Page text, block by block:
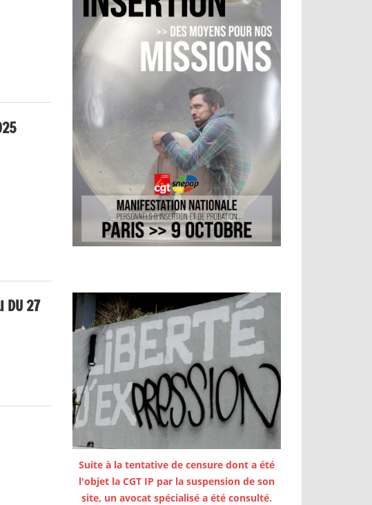
nationales de dialogue social
DU 27
nationales de dialogue social
de dialogue social
Suite à la tentative de censure dont a été
l'objet la CGT IP par la suspension de son
site, un avocat spécialisé a été consulté.